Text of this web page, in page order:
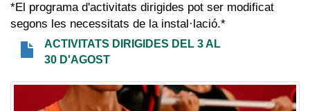
*El programa d'activitats dirigides pot ser modificat
segons les necessitats de la instal·lació.*
ACTIVITATS DIRIGIDES DEL 3 AL
30 D'AGOST